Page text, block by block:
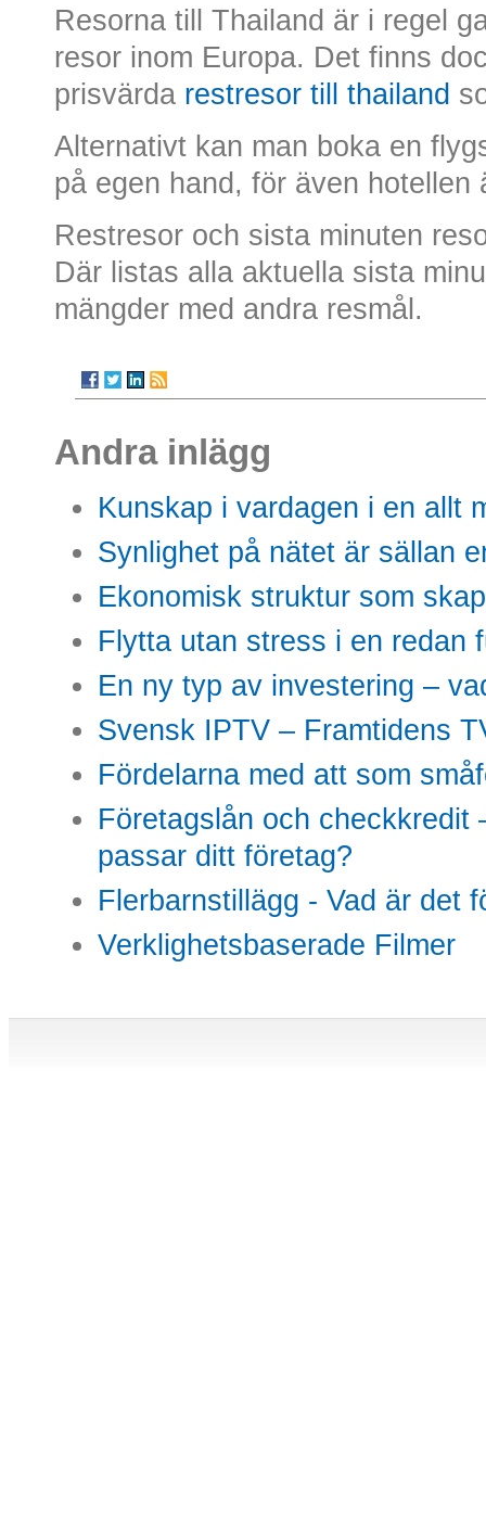
Resorna till Thailand är i regel
resor inom Europa. Det finns
prisvärda restresor till thailand
Alternativt kan man boka en
på egen hand, för även hotellen
Restresor och sista minuten
Där listas alla aktuella sista
mängder med andra resmål.
Andra inlägg
Kunskap i vardagen i en allt
Synlighet på nätet är sällan
Ekonomisk struktur som
Flytta utan stress i en redan
En ny typ av investering –
Svensk IPTV – Framtidens
Fördelarna med att som
Företagslån och checkkredit
passar ditt företag?
Flerbarnstillägg - Vad är det
Verklighetsbaserade Filmer